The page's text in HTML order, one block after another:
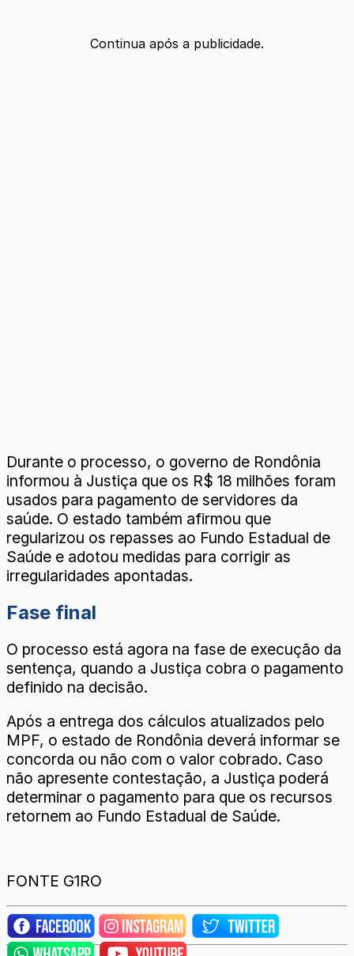
Continua após a publicidade.
Durante o processo, o governo de Rondônia
informou à Justiça que os R$ 18 milhões foram
usados para pagamento de servidores da
saúde. O estado também afirmou que
regularizou os repasses ao Fundo Estadual de
Saúde e adotou medidas para corrigir as
irregularidades apontadas.
Fase final
O processo está agora na fase de execução da
sentença, quando a Justiça cobra o pagamento
definido na decisão.
Após a entrega dos cálculos atualizados pelo
MPF, o estado de Rondônia deverá informar se
concorda ou não com o valor cobrado. Caso
não apresente contestação, a Justiça poderá
determinar o pagamento para que os recursos
retornem ao Fundo Estadual de Saúde.
FONTE G1RO